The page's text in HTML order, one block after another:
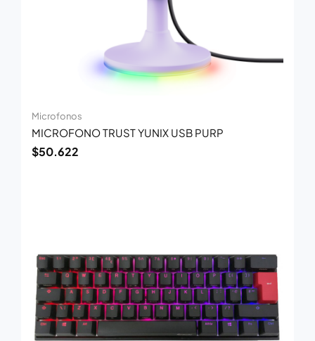
Microfonos
MICROFONO TRUST YUNIX USB PURP
$50.622